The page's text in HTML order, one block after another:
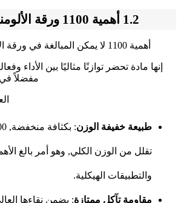
1.2 أهمية 1100 ورقة الألومنيوم في الصناعة
أهمية 1100 لا يمكن المبالغة في ورقة الألومنيوم في الصناعة.
إنها مادة تحضر توازنًا مثاليًا بين الأداء
مفضلاً في
طبيعة خفيفة الوزن
تقلل من الوزن الكلي, وهو أمر بالغ
والتطبيقات الهيكلية.
مقاومة تآكل ممتازة: يضمن نقاءها